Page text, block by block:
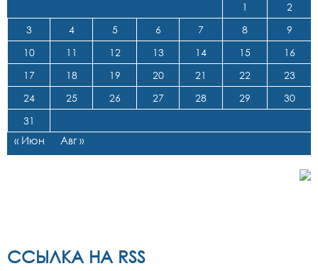
1
2
3
4 5 6 7 8
9
10
11 12 13 14 15
16
17
18 19 20 21 22
23
24
25 26 27 28 29
30
31
« Июн Авг »
ССЫЛКА НА RSS